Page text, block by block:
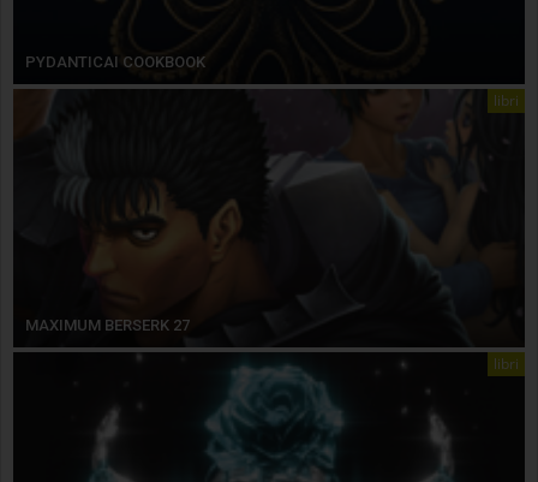
PYDANTICAI COOKBOOK
libri
MAXIMUM BERSERK 27
libri